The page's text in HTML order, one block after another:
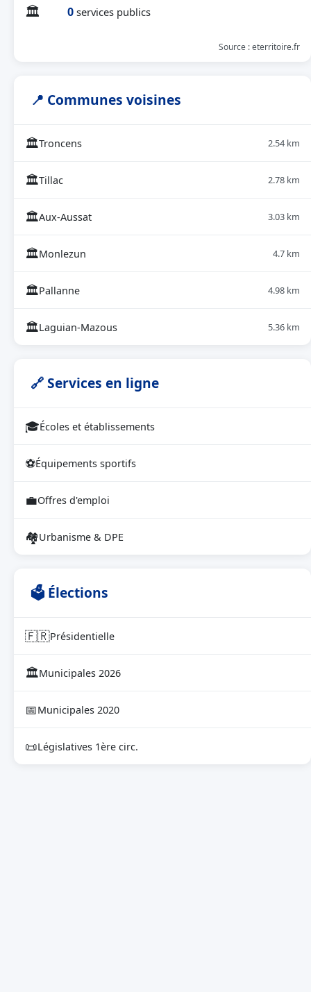
🏛 0 services publics
Source : eterritoire.fr
📍 Communes voisines
🏛Troncens 2.54 km
🏛Tillac 2.78 km
🏛Aux-Aussat 3.03 km
🏛Monlezun 4.7 km
🏛Pallanne 4.98 km
🏛Laguian-Mazous 5.36 km
🔗 Services en ligne
🎓Écoles et établissements
⚽Équipements sportifs
💼Offres d'emploi
🏘Urbanisme & DPE
🗳 Élections
🇫🇷Présidentielle
🏛Municipales 2026
📅Municipales 2020
📜Législatives 1ère circ.